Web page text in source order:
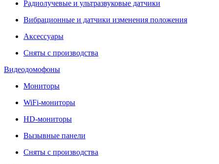
Радиолучевые и ультразвуковые датчики
Вибрационные и датчики изменения положения
Аксессуары
Сняты с производства
Видеодомофоны
Мониторы
WiFi-мониторы
HD-мониторы
Вызывные панели
Сняты с производства